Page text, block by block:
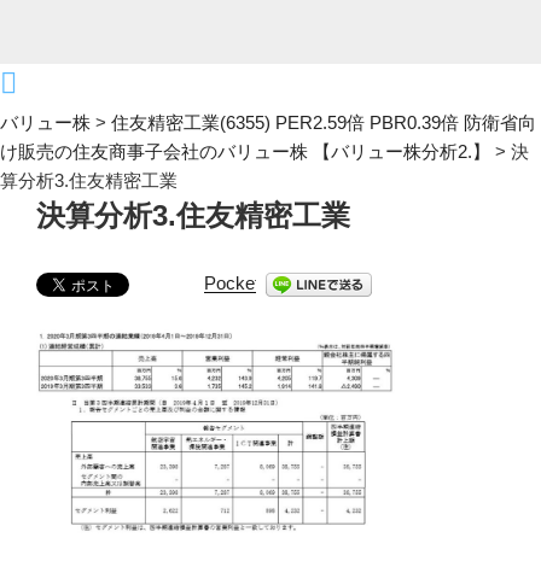
バリュー株 > 住友精密工業(6355) PER2.59倍 PBR0.39倍 防衛省向
け販売の住友商事子会社のバリュー株 【バリュー株分析2.】
> 決
算分析3.住友精密工業
決算分析3.住友精密工業
Pocket